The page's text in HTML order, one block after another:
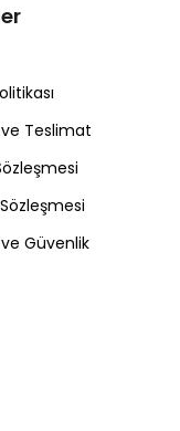
Teslimat
Güvenlik